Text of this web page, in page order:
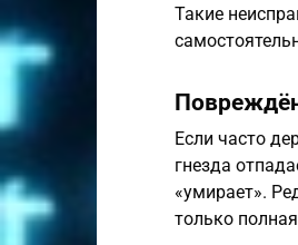
Такие
Если часто
гнезда
«умирает».
только